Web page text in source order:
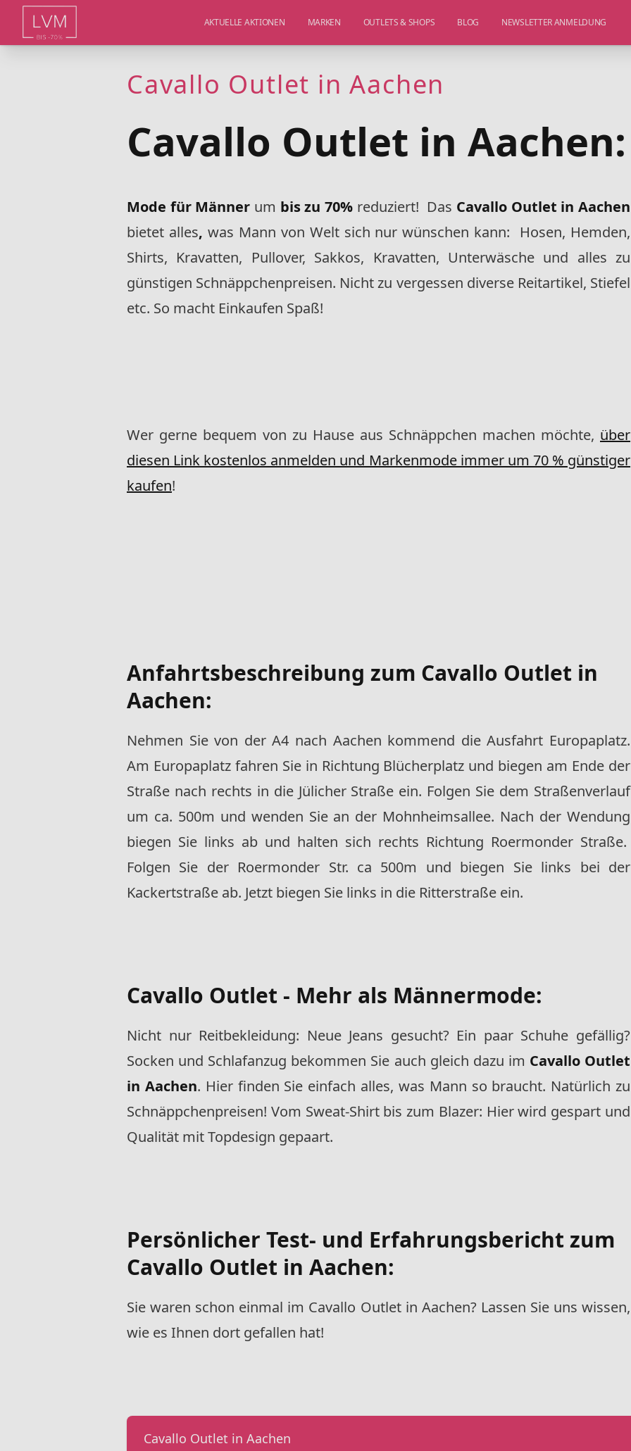
AKTUELLE AKTIONEN MARKEN OUTLETS & SHOPS BLOG NEWSLETTER ANMELDUNG
Cavallo Outlet in Aachen
Cavallo Outlet in Aachen:
Mode für Männer um bis zu 70% reduziert! Das Cavallo Outlet in Aachen
bietet alles, was Mann von Welt sich nur wünschen kann: Hosen, Hemden,
Shirts, Kravatten, Pullover, Sakkos, Kravatten, Unterwäsche und alles zu
günstigen Schnäppchenpreisen. Nicht zu vergessen diverse Reitartikel, Stiefel
etc. So macht Einkaufen Spaß!
Wer gerne bequem von zu Hause aus Schnäppchen machen möchte, über
diesen Link kostenlos anmelden und Markenmode immer um 70 % günstiger
kaufen!
Anfahrtsbeschreibung zum Cavallo Outlet in
Aachen:
Nehmen Sie von der A4 nach Aachen kommend die Ausfahrt Europaplatz.
Am Europaplatz fahren Sie in Richtung Blücherplatz und biegen am Ende der
Straße nach rechts in die Jülicher Straße ein. Folgen Sie dem Straßenverlauf
um ca. 500m und wenden Sie an der Mohnheimsallee. Nach der Wendung
biegen Sie links ab und halten sich rechts Richtung Roermonder Straße.
Folgen Sie der Roermonder Str. ca 500m und biegen Sie links bei der
Kackertstraße ab. Jetzt biegen Sie links in die Ritterstraße ein.
Cavallo Outlet - Mehr als Männermode:
Nicht nur Reitbekleidung: Neue Jeans gesucht? Ein paar Schuhe gefällig?
Socken und Schlafanzug bekommen Sie auch gleich dazu im Cavallo Outlet
in Aachen. Hier finden Sie einfach alles, was Mann so braucht. Natürlich zu
Schnäppchenpreisen! Vom Sweat-Shirt bis zum Blazer: Hier wird gespart und
Qualität mit Topdesign gepaart.
Persönlicher Test- und Erfahrungsbericht zum
Cavallo Outlet in Aachen:
Sie waren schon einmal im Cavallo Outlet in Aachen? Lassen Sie uns wissen,
wie es Ihnen dort gefallen hat!
Cavallo Outlet in Aachen